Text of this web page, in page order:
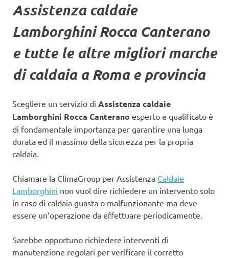
Assistenza caldaie
Lamborghini Rocca Canterano
e tutte le altre migliori marche
di caldaia a Roma e provincia
Scegliere un servizio di Assistenza caldaie
Lamborghini Rocca Canterano esperto e qualificato è
di fondamentale importanza per garantire una lunga
durata ed il massimo della sicurezza per la propria
caldaia.
Chiamare la ClimaGroup per Assistenza Caldaie
Lamborghini non vuol dire richiedere un intervento solo
in caso di caldaia guasta o malfunzionante ma deve
essere un’operazione da effettuare periodicamente.
Sarebbe opportuno richiedere interventi di
manutenzione regolari per verificare il corretto